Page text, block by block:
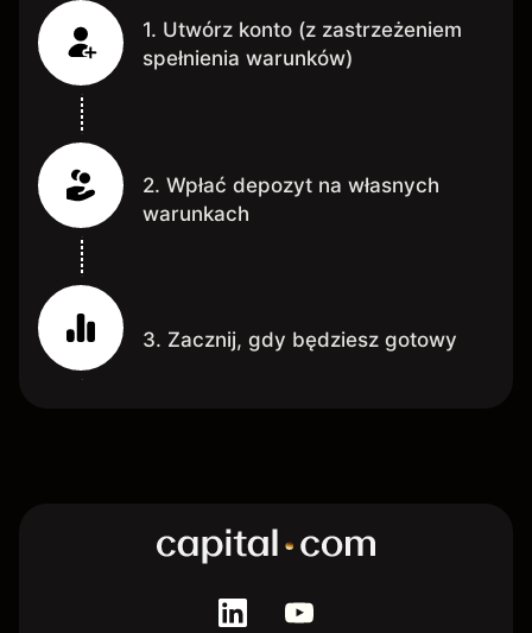
1. Utwórz konto (z zastrzeżeniem
spełnienia warunków)
2. Wpłać depozyt na własnych
warunkach
3. Zacznij, gdy będziesz gotowy